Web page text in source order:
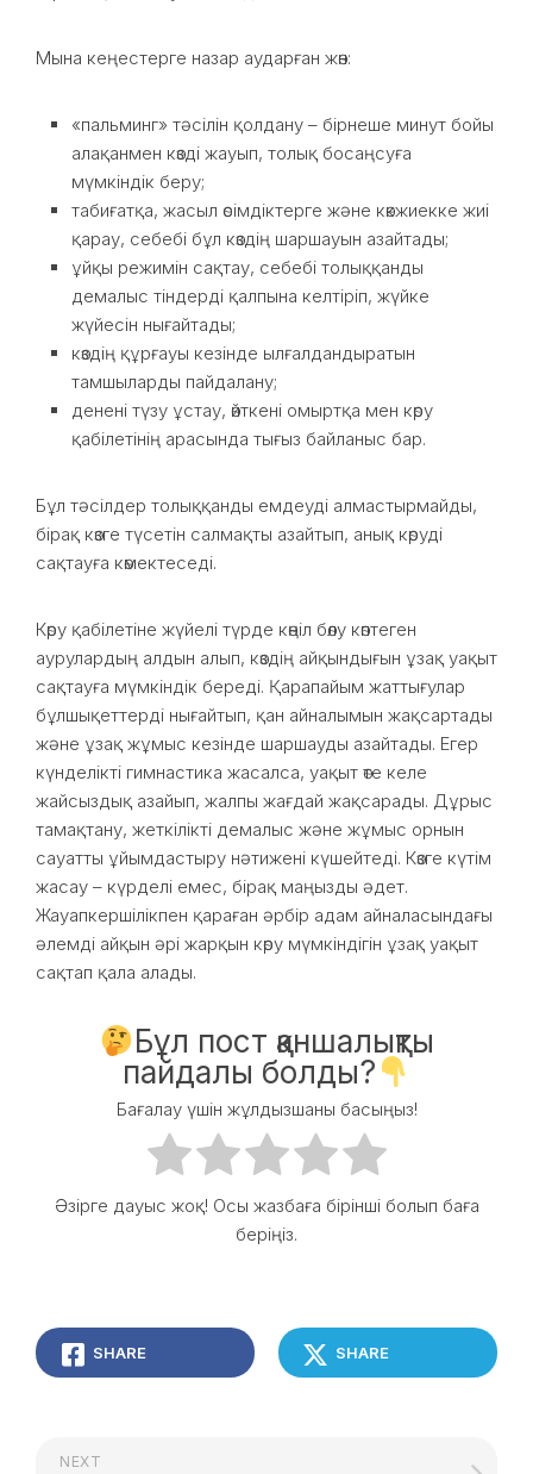
Мына кеңестерге назар аударған жөн:
«пальминг» тәсілін қолдану – бірнеше минут бойы
алақанмен көзді жауып, толық босаңсуға
мүмкіндік беру;
табиғатқа, жасыл өсімдіктерге және көкжиекке жиі
қарау, себебі бұл көздің шаршауын азайтады;
ұйқы режимін сақтау, себебі толыққанды
демалыс тіндерді қалпына келтіріп, жүйке
жүйесін нығайтады;
көздің құрғауы кезінде ылғалдандыратын
тамшыларды пайдалану;
денені түзу ұстау, өйткені омыртқа мен көру
қабілетінің арасында тығыз байланыс бар.
Бұл тәсілдер толыққанды емдеуді алмастырмайды,
бірақ көзге түсетін салмақты азайтып, анық көруді
сақтауға көмектеседі.
Көру қабілетіне жүйелі түрде көңіл бөлу көптеген
аурулардың алдын алып, көздің айқындығын ұзақ уақыт
сақтауға мүмкіндік береді. Қарапайым жаттығулар
бұлшықеттерді нығайтып, қан айналымын жақсартады
және ұзақ жұмыс кезінде шаршауды азайтады. Егер
күнделікті гимнастика жасалса, уақыт өте келе
жайсыздық азайып, жалпы жағдай жақсарады. Дұрыс
тамақтану, жеткілікті демалыс және жұмыс орнын
сауатты ұйымдастыру нәтижені күшейтеді. Көзге күтім
жасау – күрделі емес, бірақ маңызды әдет.
Жауапкершілікпен қараған әрбір адам айналасындағы
әлемді айқын әрі жарқын көру мүмкіндігін ұзақ уақыт
сақтап қала алады.
Бұл пост қаншалықты
пайдалы болды?
Бағалау үшін жұлдызшаны басыңыз!
Әзірге дауыс жоқ! Осы жазбаға бірінші болып баға
беріңіз.
SHARE SHARE
NEXT